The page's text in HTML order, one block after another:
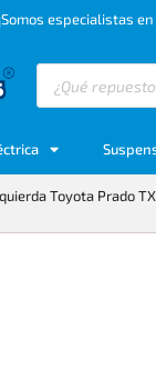
¡Somos especialistas en
Toyota Prado